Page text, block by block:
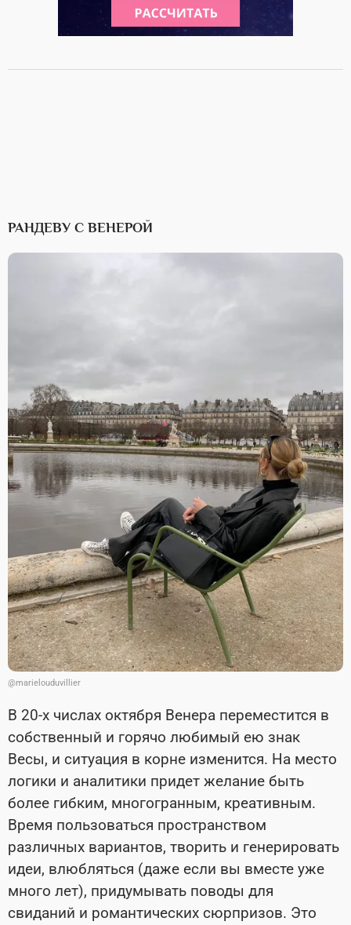
РАНДЕВУ С ВЕНЕРОЙ
@marielouduvillier
В 20-х числах октября Венера переместится в
собственный и горячо любимый ею знак
Весы, и ситуация в корне изменится. На место
логики и аналитики придет желание быть
более гибким, многогранным, креативным.
Время пользоваться пространством
различных вариантов, творить и генерировать
идеи, влюбляться (даже если вы вместе уже
много лет), придумывать поводы для
свиданий и романтических сюрпризов. Это